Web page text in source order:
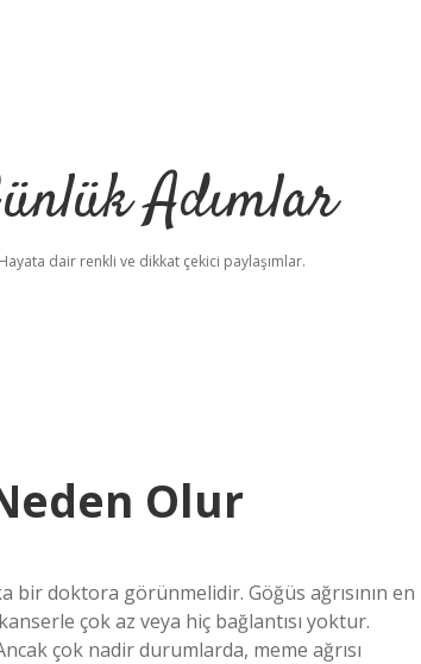
Adımlar
Hayata dair renkli ve dikkat çekici paylaşımlar.
Olur
bir doktora görünmelidir. Göğüs ağrısının en
çok az veya hiç bağlantısı yoktur.
çok nadir durumlarda, meme ağrısı